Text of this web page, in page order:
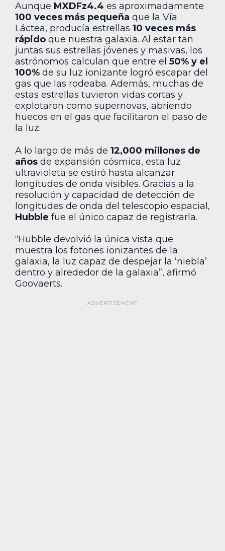
Aunque MXDFz4.4 es aproximadamente
100 veces más pequeña que la Vía
Láctea, producía estrellas 10 veces más
rápido que nuestra galaxia. Al estar tan
juntas sus estrellas jóvenes y masivas, los
astrónomos calculan que entre el 50% y el
100% de su luz ionizante logró escapar del
gas que las rodeaba. Además, muchas de
estas estrellas tuvieron vidas cortas y
explotaron como supernovas, abriendo
huecos en el gas que facilitaron el paso de
la luz.
A lo largo de más de 12,000 millones de
años de expansión cósmica, esta luz
ultravioleta se estiró hasta alcanzar
longitudes de onda visibles. Gracias a la
resolución y capacidad de detección de
longitudes de onda del telescopio espacial,
Hubble fue el único capaz de registrarla.
“Hubble devolvió la única vista que
muestra los fotones ionizantes de la
galaxia, la luz capaz de despejar la ‘niebla’
dentro y alrededor de la galaxia”, afirmó
Goovaerts.